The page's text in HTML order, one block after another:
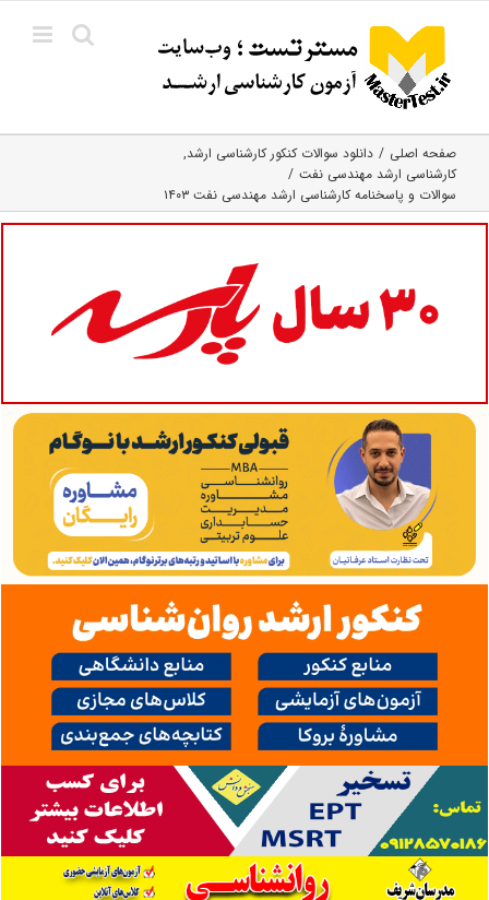
content
صفحه اصلی
دانلود سوالات کنکور کارشناسی ارشد
کارشناسی ارشد مهندسی نفت
سوالات و پاسخنامه کارشناسی ارشد مهندسی نفت ۱۴۰۳